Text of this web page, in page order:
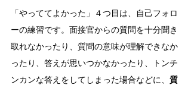
「やっててよかった」４つ目は、自己フォロ
ーの練習です。面接官からの質問を十分聞き
取れなかったり、質問の意味が理解できなか
ったり、答えが思いつかなかったり、トンチ
ンカンな答えをしてしまった場合などに、 質